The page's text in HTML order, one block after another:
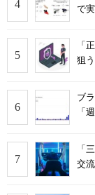
で
「
狙
ブ
「
「
交